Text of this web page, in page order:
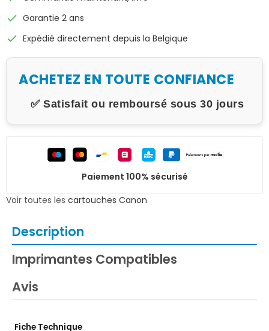
check Garantie 2 ans
check Expédié directement depuis la Belgique
ACHETEZ EN TOUTE CONFIANCE
✅ Satisfait ou remboursé sous 30 jours
Paiement 100% sécurisé
Voir toutes les cartouches Canon
Description
Imprimantes Compatibles
Avis
Fiche Technique